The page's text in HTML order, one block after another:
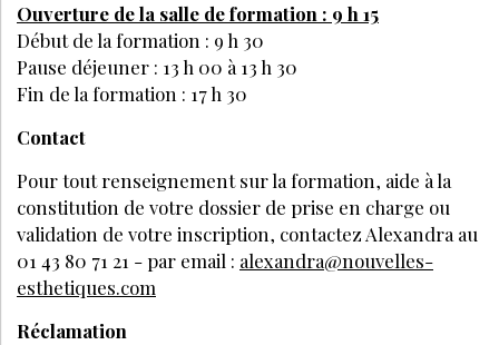
Ouverture de la salle de formation : 9 h 15
Début de la formation : 9 h 30
Pause déjeuner : 13 h 00 à 13 h 30
Fin de la formation : 17 h 30
Contact
Pour tout renseignement sur la formation, aide à la
constitution de votre dossier de prise en charge ou
validation de votre inscription, contactez Alexandra au
01 43 80 71 21 - par email : alexandra@nouvelles-
esthetiques.com
Réclamation